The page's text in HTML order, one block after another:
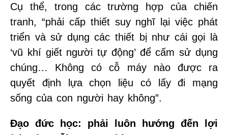
Cụ thể, trong các trường hợp của chiến
tranh, “phải cấp thiết suy nghĩ lại việc phát
triển và sử dụng các thiết bị như cái gọi là
‘vũ khí giết người tự động’ để cấm sử dụng
chúng… Không có cỗ máy nào được ra
quyết định lựa chọn liệu có lấy đi mạng
sống của con người hay không”.
Đạo đức học: phải luôn hướng đến lợi